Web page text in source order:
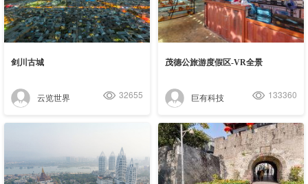
剑川古城
云览世界 32655
茂德公旅游度假区-VR全景
巨有科技 133360